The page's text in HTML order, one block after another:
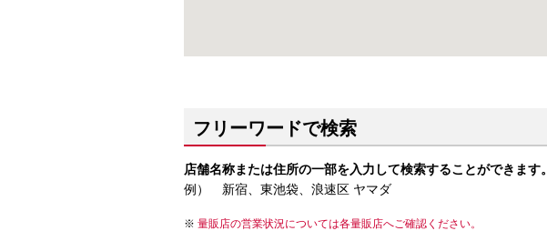
フリーワードで検索
店舗名称または住所の一部を入力して検索することができます。
例） 新宿、東池袋、浪速区 ヤマダ
量販店の営業状況については各量販店へご確認ください。